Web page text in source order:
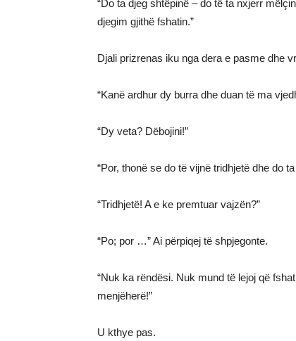
“Do ta djeg shtëpinë – do të ta nxjerr
djegim gjithë fshatin.”
Djali prizrenas iku nga dera e pasme dhe
“Kanë ardhur dy burra dhe duan të ma
“Dy veta? Dëbojini!”
“Por, thonë se do të vijnë tridhjetë dhe do
“Tridhjetë! A e ke premtuar vajzën?”
“Po; por …” Ai përpiqej të shpjegonte.
“Nuk ka rëndësi. Nuk mund të lejoj që
menjëherë!”
U kthye pas.